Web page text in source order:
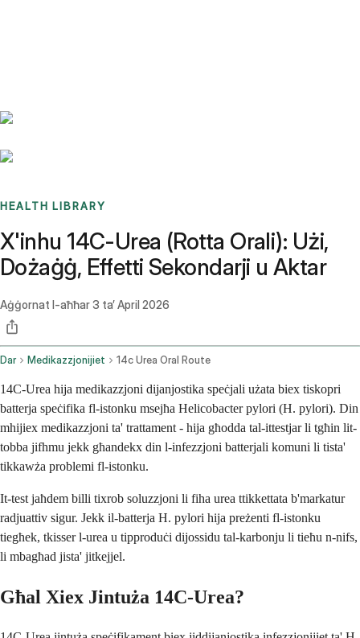
HEALTH LIBRARY
X'inhu 14C-Urea (Rotta Orali): Użi,
Dożaġġ, Effetti Sekondarji u Aktar
Aġġornat l-aħħar3 ta’ April 2026
Dar Medikazzjonijiet 14c Urea Oral Route
14C-Urea hija medikazzjoni dijanjostika speċjali użata biex tiskopri
batterja speċifika fl-istonku msejħa Helicobacter pylori (H. pylori). Din
mhijiex medikazzjoni ta' trattament - hija għodda tal-ittestjar li tgħin lit-
tobba jifhmu jekk għandekx din l-infezzjoni batterjali komuni li tista'
tikkawża problemi fl-istonku.
It-test jaħdem billi tixrob soluzzjoni li fiha urea ttikkettata b'markatur
radjuattiv sigur. Jekk il-batterja H. pylori hija preżenti fl-istonku
tiegħek, tkisser l-urea u tipproduċi dijossidu tal-karbonju li tieħu n-nifs,
li mbagħad jista' jitkejjel.
Għal Xiex Jintuża 14C-Urea?